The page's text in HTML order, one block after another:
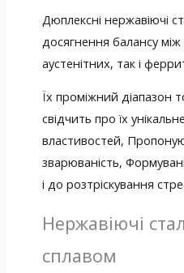
Дюплексні нержавіючі
досягнення балансу
аустенітних, так і
Їх проміжний діапазон
свідчить про їх
властивостей,
зварюваність,
і до розтріскування
Нержавіючі
сплавом